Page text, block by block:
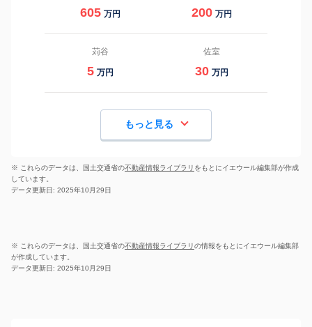
605 万円 200 万円
苅谷
5 万円
佐室
30 万円
もっと見る
※ これらのデータは、国土交通省の不動産情報ライブラリ をもとにイエウール編集部が作成
しています。
データ更新日: 2025年10月29日
※ これらのデータは、国土交通省の不動産情報ライブラリの情報をもとにイエウール編集部
が作成しています。
データ更新日: 2025年10月29日